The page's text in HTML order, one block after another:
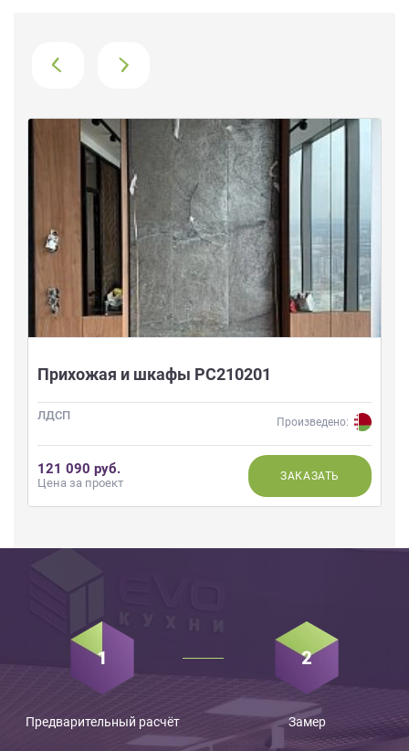
Прихожая и шкафы РС210201
ЛДСП Произведено:
121 090 руб.
Цена за проект ЗАКАЗАТЬ
Предварительный расчёт Замер